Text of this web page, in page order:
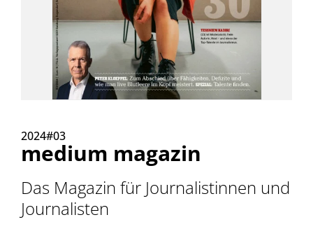
2024#03
medium magazin
Das Magazin für Journalistinnen und
Journalisten